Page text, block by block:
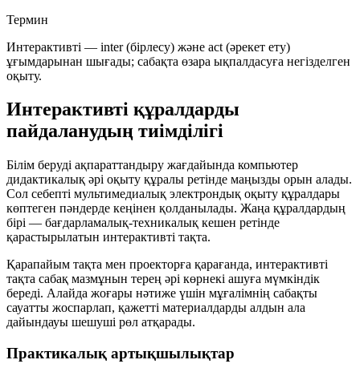
Термин
Интерактивті — inter(бірлесу) және act (әрекет ету)
ұғымдарынан шығады; сабақта өзара ықпалдасуға негізделген
оқыту.
Интерактивті құралдарды
пайдаланудың тиімділігі
Білім беруді ақпараттандыру жағдайында компьютер
дидактикалық әрі оқыту құралы ретінде маңызды орын алады.
Сол себепті мультимедиалық электрондық оқыту құралдары
көптеген пәндерде кеңінен қолданылады. Жаңа құралдардың
бірі — бағдарламалық-техникалық кешен ретінде
қарастырылатын интерактивті тақта.
Қарапайым тақта мен проекторға қарағанда, интерактивті
тақта сабақ мазмұнын терең әрі көрнекі ашуға мүмкіндік
береді. Алайда жоғары нәтиже үшін мұғалімнің сабақты
сауатты жоспарлап, қажетті материалдарды алдын ала
дайындауы шешуші рөл атқарады.
Практикалық артықшылықтар